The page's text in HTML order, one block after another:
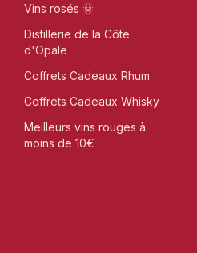
Vins rosés 🌞
Distillerie de la Côte
d'Opale
Coffrets Cadeaux Rhum
Coffrets Cadeaux Whisky
Meilleurs vins rouges à
moins de 10€